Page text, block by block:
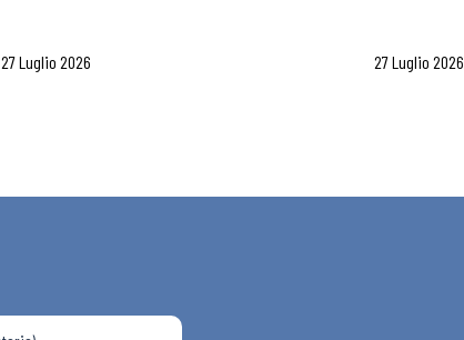
27 Luglio 2026 27 Luglio 2026